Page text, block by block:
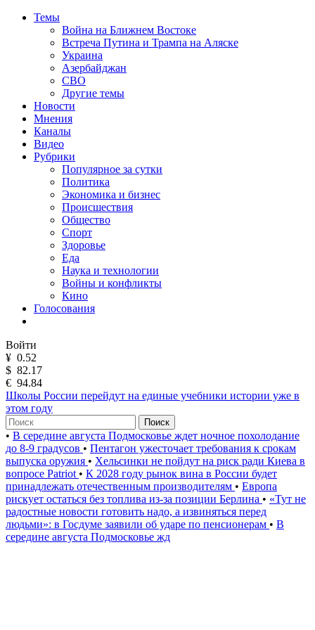
Темы
Война на Ближнем Востоке
Встреча Путина и Трампа на Аляске
Украина
Азербайджан
СВО
Другие темы
Новости
Мнения
Каналы
Видео
Рубрики
Популярное за сутки
Политика
Экономика и бизнес
Происшествия
Общество
Спорт
Здоровье
Еда
Наука и технологии
Войны и конфликты
Кино
Голосования
Войти
¥ 0.52
$ 82.17
€ 94.84
Школы России перейдут на единые учебники истории уже в
этом году
Поиск
• В середине августа Подмосковье ждет ночное похолодание
до 8-9 градусов • Пентагон ужесточает требования к срокам
выпуска оружия • Хельсинки не пойдут на риск ради Киева в
вопросе Patriot • К 2028 году рынок вина в России будет
принадлежать отечественным производителям • Европа
рискует остаться без топлива из-за позиции Берлина • «Тут не
радостные новости готовить надо, а извиняться перед
людьми»: в Госдуме заявили об ударе по пенсионерам • В
середине августа Подмосковье жд